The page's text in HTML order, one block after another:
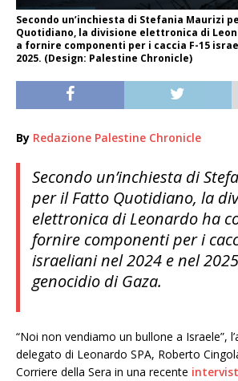
Secondo un’inchiesta di Stefania Maurizi
Quotidiano, la divisione elettronica di
a fornire componenti per i caccia F-15
2025. (Design: Palestine Chronicle)
By Redazione Palestine Chronicle
Secondo un’inchiesta di
per il Fatto Quotidiano, la
elettronica di Leonardo ha
fornire componenti per i
israeliani nel 2024 e nel
genocidio di Gaza.
“Noi non vendiamo un bullone a Israele”,
delegato di Leonardo SPA, Roberto
Corriere della Sera in una recente